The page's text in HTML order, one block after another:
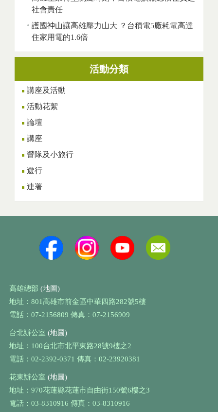
社會責任
護國神山讓高雄壓力山大 ？台積電5廠耗電高達
住家用電的1.6倍
活動分類
講座及活動
活動花絮
論壇
講座
營隊及小旅行
遊行
連署
高雄總部 (地圖)
地址：801高雄市前金區中華四路282號5樓
電話：07-2156809 傳真：07-2156909
台北辦公室 (地圖)
地址：100台北市北平東路28號9樓之2
電話：02-2392-0371 傳真：02-23920381
花東辦公室 (地圖)
地址：970花蓮縣花蓮市自由街150號6樓之3
電話：03-8310916 傳真：03-8310916